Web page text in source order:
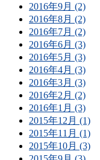
2016年9月 (2)
2016年8月 (2)
2016年7月 (2)
2016年6月 (3)
2016年5月 (3)
2016年4月 (3)
2016年3月 (3)
2016年2月 (2)
2016年1月 (3)
2015年12月 (1)
2015年11月 (1)
2015年10月 (3)